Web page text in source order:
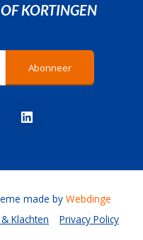
KORTINGEN
Abonneer
Klachten
Privacy Policy
made by Webdinge